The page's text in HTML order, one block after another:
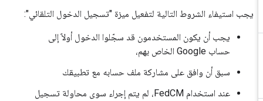
يجب استيفاء الشروط التالية لتفعيل ميزة "تسجيل الدخول التلقائي":
يجب أن يكون المستخدمون قد سجّلوا الدخول أولاً إلى
حساب Google الخاص بهم،
سبق أن وافق على مشاركة ملف حسابه مع تطبيقك
عند استخدام FedCM، لم يتم إجراء سوى محاولة تسجيل